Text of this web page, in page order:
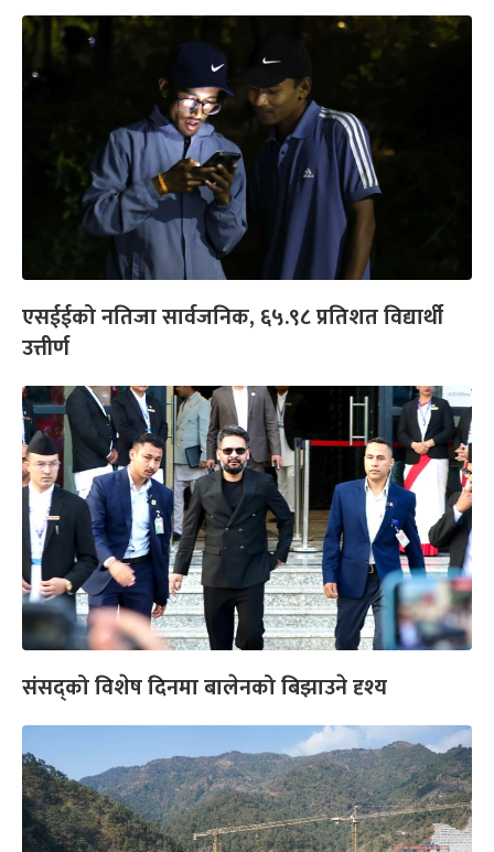
एसईईको नतिजा सार्वजनिक, ६५.९८ प्रतिशत विद्यार्थी
उत्तीर्ण
संसद्को विशेष दिनमा बालेनको बिझाउने दृश्य